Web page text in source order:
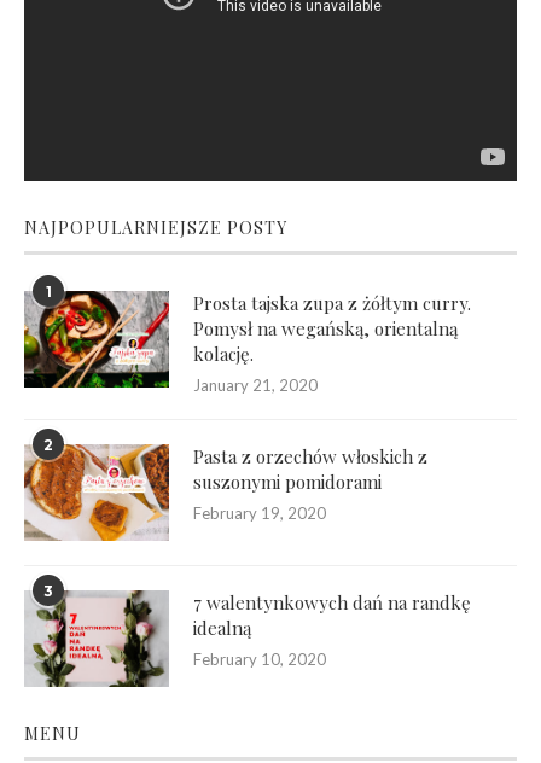
NAJPOPULARNIEJSZE POSTY
1
Prosta tajska zupa z żółtym curry.
Pomysł na wegańską, orientalną
kolację.
January 21, 2020
2
Pasta z orzechów włoskich z
suszonymi pomidorami
February 19, 2020
3
7 walentynkowych dań na randkę
idealną
February 10, 2020
MENU